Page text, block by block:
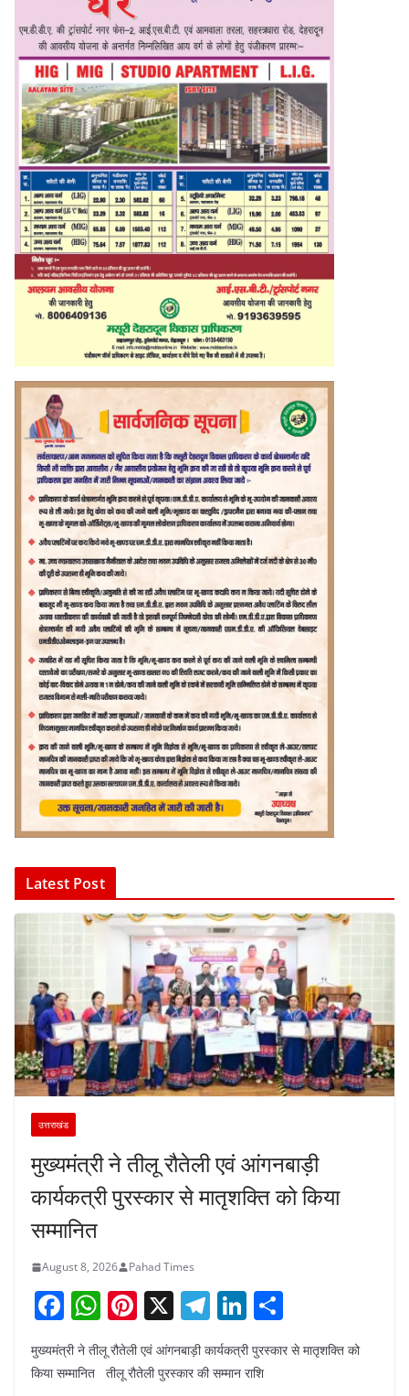
Latest Post
उत्तराखंड
मुख्यमंत्री ने तीलू रौतेली एवं आंगनबाड़ी
कार्यकत्री पुरस्कार से मातृशक्ति को किया
सम्मानित
August 8, 2026 Pahad Times
F
a
c
W
h
at
Pi
nt
er
X T
el
e
Li
n
k
h
ar
मुख्यमंत्री ने तीलू रौतेली एवं आंगनबाड़ी कार्यकत्री पुरस्कार से मातृशक्ति को
किया सम्मानित तीलू रौतेली पुरस्कार की सम्मान राशि